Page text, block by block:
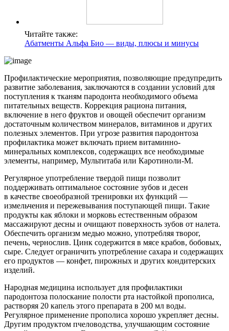
Читайте также:
Абатменты Альфа Био — виды, плюсы и минусы
Профилактические мероприятия, позволяющие предупредить
развитие заболевания, заключаются в создании условий для
поступления к тканям пародонта необходимого объема
питательных веществ. Коррекция рациона питания,
включение в него фруктов и овощей обеспечит организм
достаточным количеством минералов, витаминов и других
полезных элементов. При угрозе развития пародонтоза
профилактика может включать прием витаминно-
минеральных комплексов, содержащих все необходимые
элементы, например, Мультитаба или Каротиноли-М.
Регулярное употребление твердой пищи позволит
поддерживать оптимальное состояние зубов и десен
в качестве своеобразной тренировки их функций —
измельчения и пережевывания поступающей пищи. Такие
продукты как яблоки и морковь естественным образом
массажируют десны и очищают поверхность зубов от налета.
Обеспечить организм медью можно, употребляя творог,
печень, чернослив. Цинк содержится в мясе крабов, бобовых,
сыре. Следует ограничить употребление сахара и содержащих
его продуктов — конфет, пирожных и других кондитерских
изделий.
Народная медицина использует для профилактики
пародонтоза полоскание полости рта настойкой прополиса,
растворяя 20 капель этого препарата в 200 мл воды.
Регулярное применение прополиса хорошо укрепляет десны.
Другим продуктом пчеловодства, улучшающим состояние